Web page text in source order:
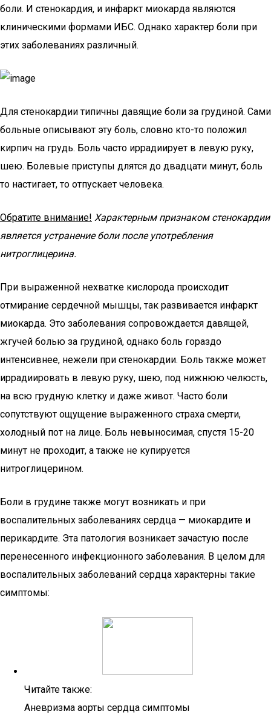
боли. И стенокардия, и инфаркт миокарда являются
клиническими формами ИБС. Однако характер боли при
этих заболеваниях различный.
Для стенокардии типичны давящие боли за грудиной. Сами
больные описывают эту боль, словно кто-то положил
кирпич на грудь. Боль часто иррадиирует в левую руку,
шею. Болевые приступы длятся до двадцати минут, боль
то настигает, то отпускает человека.
Обратите внимание! Характерным признаком стенокардии
является устранение боли после употребления
нитроглицерина.
При выраженной нехватке кислорода происходит
отмирание сердечной мышцы, так развивается инфаркт
миокарда. Это заболевания сопровождается давящей,
жгучей болью за грудиной, однако боль гораздо
интенсивнее, нежели при стенокардии. Боль также может
иррадиировать в левую руку, шею, под нижнюю челюсть,
на всю грудную клетку и даже живот. Часто боли
сопутствуют ощущение выраженного страха смерти,
холодный пот на лице. Боль невыносимая, спустя 15-20
минут не проходит, а также не купируется
нитроглицерином.
Боли в грудине также могут возникать и при
воспалительных заболеваниях сердца — миокардите и
перикардите. Эта патология возникает зачастую после
перенесенного инфекционного заболевания. В целом для
воспалительных заболеваний сердца характерны такие
симптомы:
Читайте также:
Аневризма аорты сердца симптомы